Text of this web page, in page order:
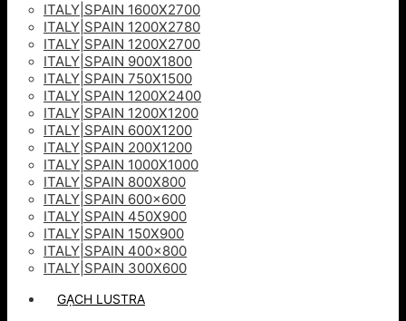
ITALY|SPAIN 1600X2700
ITALY|SPAIN 1200X2780
ITALY|SPAIN 1200X2700
ITALY|SPAIN 900X1800
ITALY|SPAIN 750X1500
ITALY|SPAIN 1200X2400
ITALY|SPAIN 1200X1200
ITALY|SPAIN 600X1200
ITALY|SPAIN 200X1200
ITALY|SPAIN 1000X1000
ITALY|SPAIN 800X800
ITALY|SPAIN 600×600
ITALY|SPAIN 450X900
ITALY|SPAIN 150X900
ITALY|SPAIN 400×800
ITALY|SPAIN 300X600
GẠCH LUSTRA